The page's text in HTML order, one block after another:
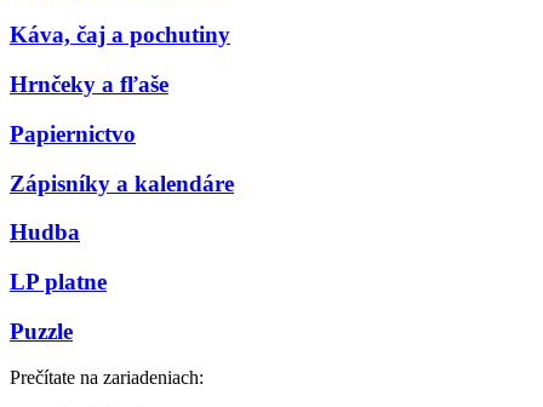
Káva, čaj a pochutiny
Hrnčeky a fľaše
Papiernictvo
Zápisníky a kalendáre
Hudba
LP platne
Puzzle
Prečítate na zariadeniach: